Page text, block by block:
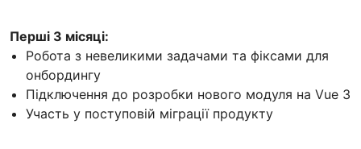
Перші 3 місяці:
Робота з невеликими задачами та фіксами для
онбордингу
Підключення до розробки нового модуля на Vue 3
Участь у поступовій міграції продукту